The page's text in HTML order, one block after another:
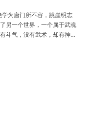
为唐门所不容，跳崖明志
另一个世界，一个属于武魂
斗气，没有武术，却有神奇
辅助人们的日常生活。而其
战斗，这个职业，是斗罗大
的唐三在圣魂村开始了他